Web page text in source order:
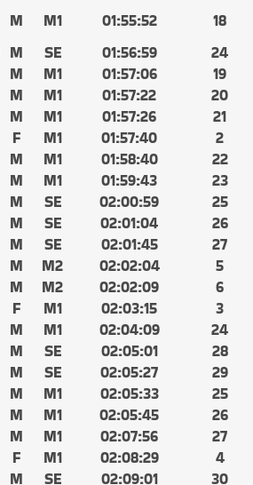
M M1 01:55:52
18
M SE 01:56:59
24
M M1 01:57:06
19
M M1 01:57:22
20
M M1 01:57:26
21
F M1 01:57:40
2
M M1 01:58:40
22
M M1 01:59:43
23
M SE 02:00:59
25
M SE 02:01:04
26
M SE 02:01:45
27
M M2 02:02:04
5
M M2 02:02:09
6
F M1 02:03:15
3
M M1 02:04:09
24
M SE 02:05:01
28
M SE 02:05:27
29
M M1 02:05:33
25
M M1 02:05:45
26
M M1 02:07:56
27
F M1 02:08:29
4
M SE 02:09:01
30